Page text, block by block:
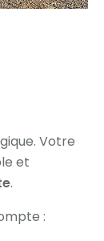
Votre
et
.
: